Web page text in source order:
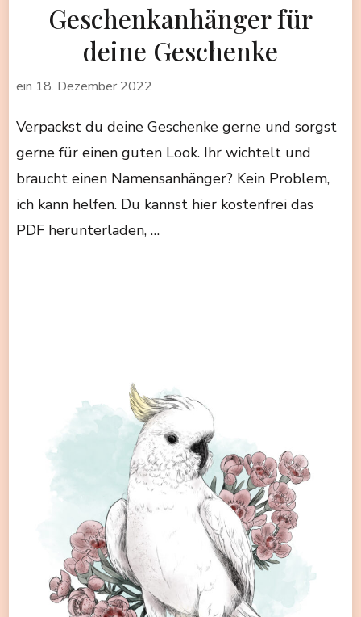
Geschenkanhänger für
deine Geschenke
ein 18. Dezember 2022
Verpackst du deine Geschenke gerne und sorgst
gerne für einen guten Look. Ihr wichtelt und
braucht einen Namensanhänger? Kein Problem,
ich kann helfen. Du kannst hier kostenfrei das
PDF herunterladen, …